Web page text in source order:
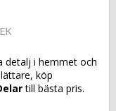
detalj i hemmet och
köp
till bästa pris.